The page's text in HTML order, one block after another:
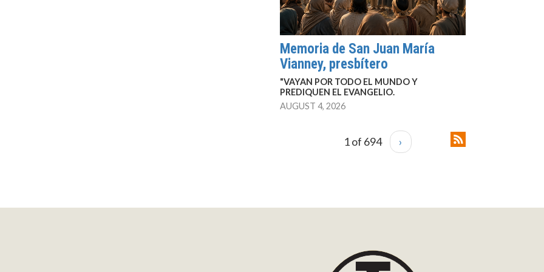
Memoria de San Juan María
Vianney, presbítero
"VAYAN POR TODO EL MUNDO Y
PREDIQUEN EL EVANGELIO.
AUGUST 4, 2026
1 of 694 ›